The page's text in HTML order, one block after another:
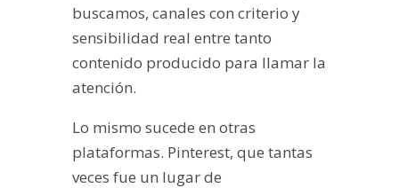
buscamos, canales con criterio y
sensibilidad real entre tanto
contenido producido para llamar la
atención.
Lo mismo sucede en otras
plataformas. Pinterest, que tantas
veces fue un lugar de